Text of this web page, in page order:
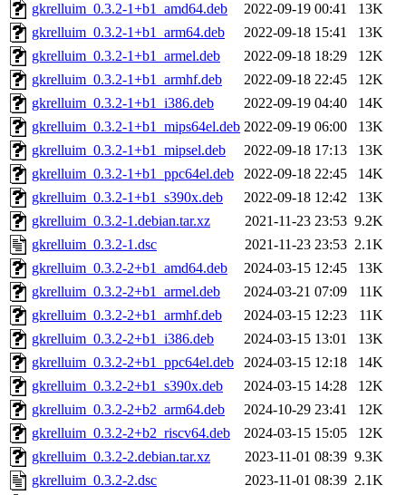
gkrelluim_0.3.2-1+b1_amd64.deb
2022-09-19 00:41
13K
gkrelluim_0.3.2-1+b1_arm64.deb
2022-09-18 15:41
13K
gkrelluim_0.3.2-1+b1_armel.deb
2022-09-18 18:29
12K
gkrelluim_0.3.2-1+b1_armhf.deb
2022-09-18 22:45
12K
gkrelluim_0.3.2-1+b1_i386.deb
2022-09-19 04:40
14K
gkrelluim_0.3.2-1+b1_mips64el.deb 2022-09-19 06:00
13K
gkrelluim_0.3.2-1+b1_mipsel.deb
2022-09-18 17:13
13K
gkrelluim_0.3.2-1+b1_ppc64el.deb
2022-09-18 22:45
14K
gkrelluim_0.3.2-1+b1_s390x.deb
2022-09-18 12:42
13K
gkrelluim_0.3.2-1.debian.tar.xz
2021-11-23 23:53 9.2K
gkrelluim_0.3.2-1.dsc
2021-11-23 23:53 2.1K
gkrelluim_0.3.2-2+b1_amd64.deb
2024-03-15 12:45
13K
gkrelluim_0.3.2-2+b1_armel.deb
2024-03-21 07:09
11K
gkrelluim_0.3.2-2+b1_armhf.deb
2024-03-15 12:23
11K
gkrelluim_0.3.2-2+b1_i386.deb
2024-03-15 13:01
13K
gkrelluim_0.3.2-2+b1_ppc64el.deb
2024-03-15 12:18
14K
gkrelluim_0.3.2-2+b1_s390x.deb
2024-03-15 14:28
12K
gkrelluim_0.3.2-2+b2_arm64.deb
2024-10-29 23:41
12K
gkrelluim_0.3.2-2+b2_riscv64.deb
2024-03-15 15:05
12K
gkrelluim_0.3.2-2.debian.tar.xz
2023-11-01 08:39 9.3K
gkrelluim_0.3.2-2.dsc
2023-11-01 08:39 2.1K